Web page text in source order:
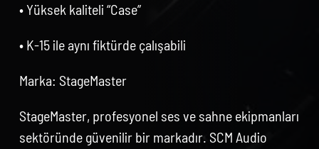
• Yüksek kaliteli “Case”
• K-15 ile aynı fiktürde çalışabili
Marka: StageMaster
StageMaster, profesyonel ses ve sahne ekipmanları
sektöründe güvenilir bir markadır. SCM Audio